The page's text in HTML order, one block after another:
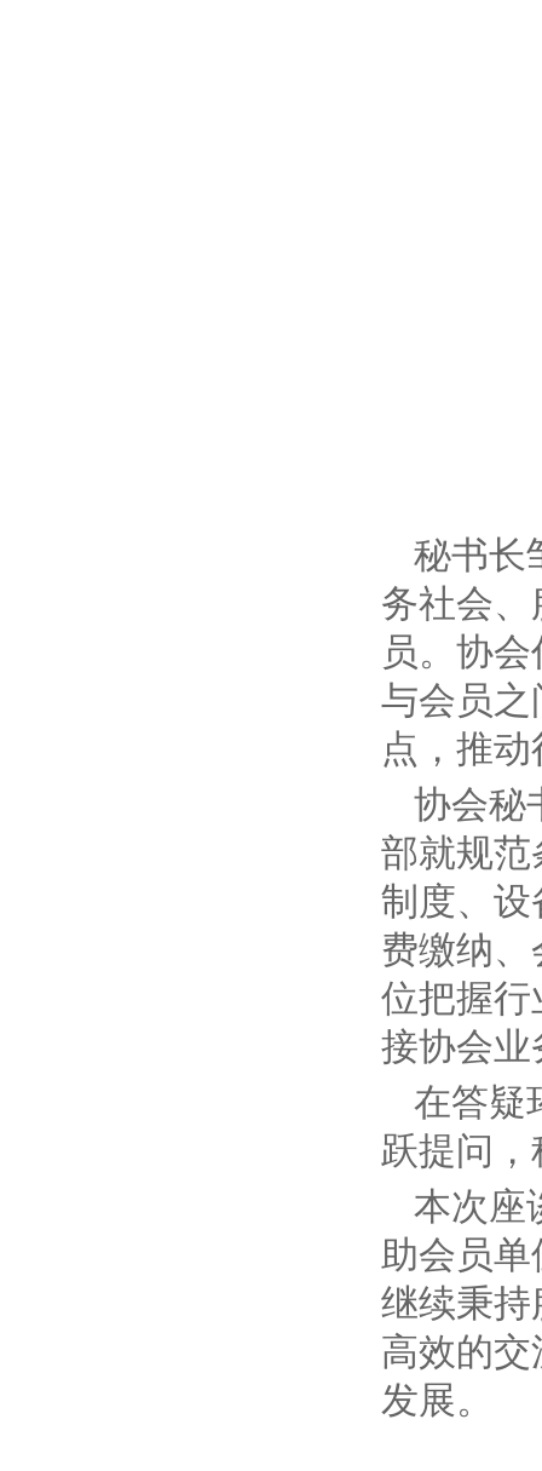
秘书长
务社会
员。协
与会员
点，推
协会秘
部就规
制度、
费缴纳
位把握
接协会
在答疑
跃提问
本次座
助会员
继续秉
高效的
发展。